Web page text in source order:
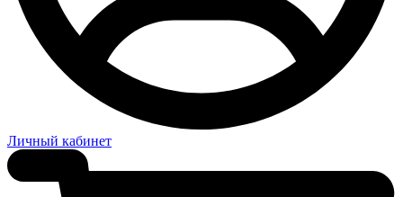
Личный кабинет